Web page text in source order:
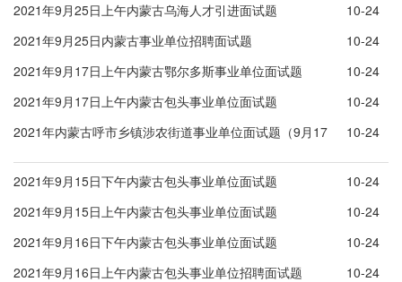
2021年9月25日上午内蒙古乌海人才引进面试题
10-24
2021年9月25日内蒙古事业单位招聘面试题
10-24
2021年9月17日上午内蒙古鄂尔多斯事业单位面试题
10-24
2021年9月17日上午内蒙古包头事业单位面试题
10-24
2021年内蒙古呼市乡镇涉农街道事业单位面试题（9月17
10-24
2021年9月15日下午内蒙古包头事业单位面试题
10-24
2021年9月15日上午内蒙古包头事业单位面试题
10-24
2021年9月16日下午内蒙古包头事业单位面试题
10-24
2021年9月16日上午内蒙古包头事业单位招聘面试题
10-24